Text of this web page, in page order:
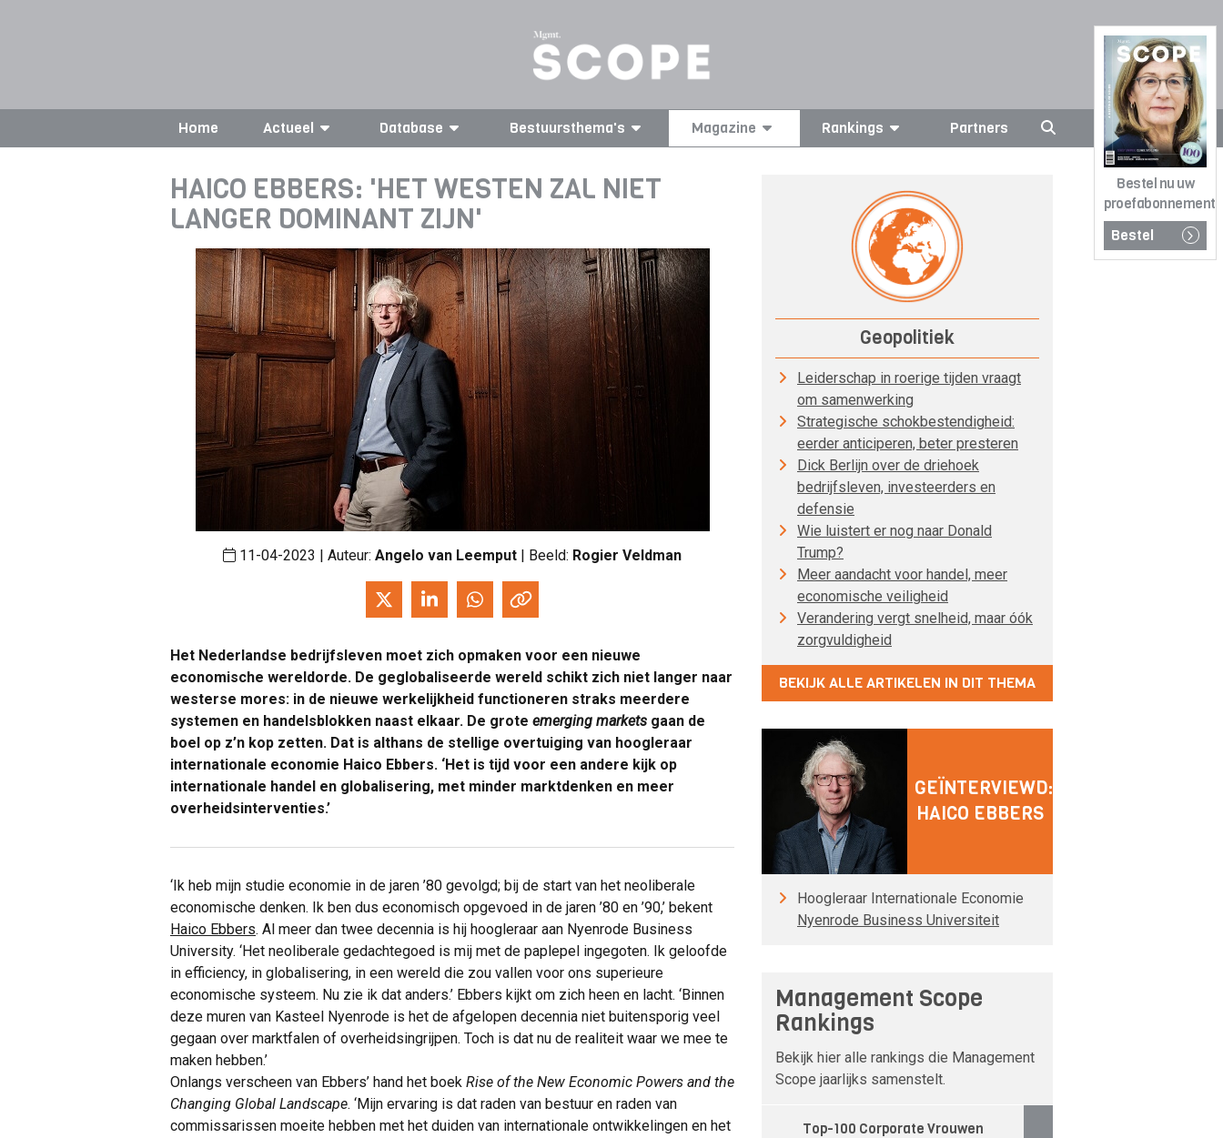
Bestel nu uw
proefabonnement
Bestel
Home Actueel Database Bestuursthema's Magazine Rankings Partners
HAICO EBBERS: 'HET WESTEN ZAL NIET
LANGER DOMINANT ZIJN'
11-04-2023 | Auteur: Angelo van Leemput | Beeld: Rogier Veldman
Het Nederlandse bedrijfsleven moet zich opmaken voor een nieuwe
economische wereldorde. De geglobaliseerde wereld schikt zich niet langer naar
westerse mores: in de nieuwe werkelijkheid functioneren straks meerdere
systemen en handelsblokken naast elkaar. De grote emerging markets gaan de
boel op z’n kop zetten. Dat is althans de stellige overtuiging van hoogleraar
internationale economie Haico Ebbers. ‘Het is tijd voor een andere kijk op
internationale handel en globalisering, met minder marktdenken en meer
overheidsinterventies.’
‘Ik heb mijn studie economie in de jaren ’80 gevolgd; bij de start van het neoliberale
economische denken. Ik ben dus economisch opgevoed in de jaren ’80 en ’90,’ bekent
Haico Ebbers. Al meer dan twee decennia is hij hoogleraar aan Nyenrode Business
University. ‘Het neoliberale gedachtegoed is mij met de paplepel ingegoten. Ik geloofde
in efficiency, in globalisering, in een wereld die zou vallen voor ons superieure
economische systeem. Nu zie ik dat anders.’ Ebbers kijkt om zich heen en lacht. ‘Binnen
deze muren van Kasteel Nyenrode is het de afgelopen decennia niet buitensporig veel
gegaan over marktfalen of overheidsingrijpen. Toch is dat nu de realiteit waar we mee te
maken hebben.’
Onlangs verscheen van Ebbers’ hand het boek Rise of the New Economic Powers and the
Changing Global Landscape. ‘Mijn ervaring is dat raden van bestuur en raden van
commissarissen moeite hebben met het duiden van internationale ontwikkelingen en het
Geopolitiek
Leiderschap in roerige tijden vraagt
om samenwerking
Strategische schokbestendigheid:
eerder anticiperen, beter presteren
Dick Berlijn over de driehoek
bedrijfsleven, investeerders en
defensie
Wie luistert er nog naar Donald
Trump?
Meer aandacht voor handel, meer
economische veiligheid
Verandering vergt snelheid, maar óók
zorgvuldigheid
BEKIJK ALLE ARTIKELEN IN DIT THEMA
GEÏNTERVIEWD:
HAICO EBBERS
Hoogleraar Internationale Economie
Nyenrode Business Universiteit
Management Scope
Rankings
Bekijk hier alle rankings die Management
Scope jaarlijks samenstelt.
Top-100 Corporate Vrouwen